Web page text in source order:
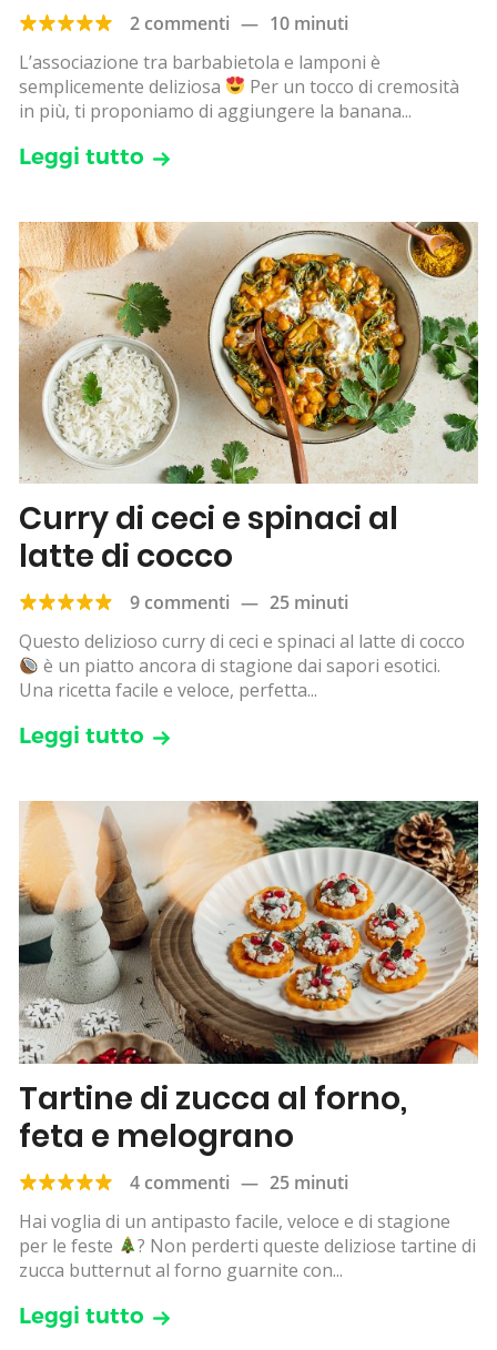
2 commenti — 10 minuti
L’associazione tra barbabietola e lamponi è
semplicemente deliziosa
Per un tocco di cremosità
in più, ti proponiamo di aggiungere la banana...
Leggi tutto
Curry di ceci e spinaci al
latte di cocco
9 commenti — 25 minuti
Questo delizioso curry di ceci e spinaci al latte di cocco
è un piatto ancora di stagione dai sapori esotici.
Una ricetta facile e veloce, perfetta...
Leggi tutto
Tartine di zucca al forno,
feta e melograno
4 commenti — 25 minuti
Hai voglia di un antipasto facile, veloce e di stagione
per le feste
? Non perderti queste deliziose tartine di
zucca butternut al forno guarnite con...
Leggi tutto